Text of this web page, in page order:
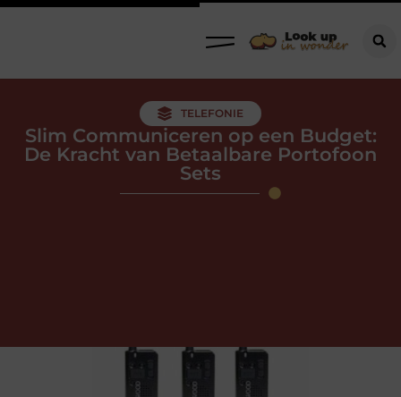
TELEFONIE
Slim Communiceren op een Budget:
De Kracht van Betaalbare Portofoon
Sets